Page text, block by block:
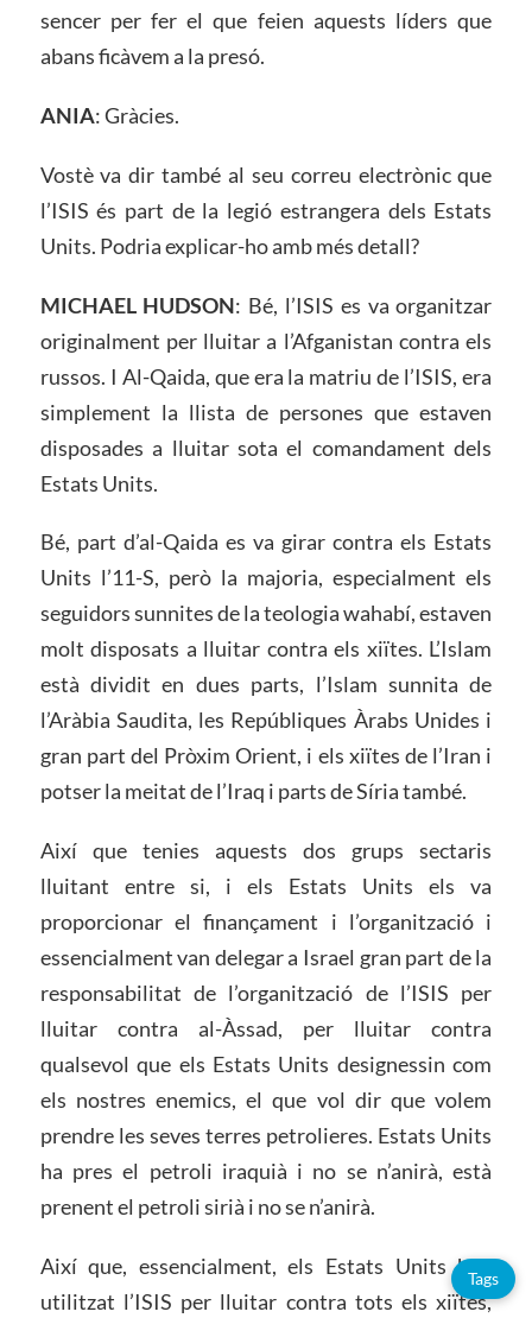
sencer per fer el que feien aquests líders que
abans ficàvem a la presó.
ANIA: Gràcies.
Vostè va dir també al seu correu electrònic que
l’ISIS és part de la legió estrangera dels Estats
Units. Podria explicar-ho amb més detall?
MICHAEL HUDSON: Bé, l’ISIS es va organitzar
originalment per lluitar a l’Afganistan contra els
russos. I Al-Qaida, que era la matriu de l’ISIS, era
simplement la llista de persones que estaven
disposades a lluitar sota el comandament dels
Estats Units.
Bé, part d’al-Qaida es va girar contra els Estats
Units l’11-S, però la majoria, especialment els
seguidors sunnites de la teologia wahabí, estaven
molt disposats a lluitar contra els xiïtes. L’Islam
està dividit en dues parts, l’Islam sunnita de
l’Aràbia Saudita, les Repúbliques Àrabs Unides i
gran part del Pròxim Orient, i els xiïtes de l’Iran i
potser la meitat de l’Iraq i parts de Síria també.
Així que tenies aquests dos grups sectaris
lluitant entre si, i els Estats Units els va
proporcionar el finançament i l’organització i
essencialment van delegar a Israel gran part de la
responsabilitat de l’organització de l’ISIS per
lluitar contra al-Àssad, per lluitar contra
qualsevol que els Estats Units designessin com
els nostres enemics, el que vol dir que volem
prendre les seves terres petrolieres. Estats Units
ha pres el petroli iraquià i no se n’anirà, està
prenent el petroli sirià i no se n’anirà.
Així que, essencialment, els Estats Units han
utilitzat l’ISIS per lluitar contra tots els xiïtes,
Tags